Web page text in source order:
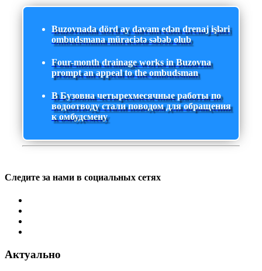
Buzovnada dörd ay davam edən drenaj işləri
ombudsmana müraciətə səbəb olub
Four-month drainage works in Buzovna
prompt an appeal to the ombudsman
В Бузовна четырехмесячные работы по
водоотводу стали поводом для обращения
к омбудсмену
Следите за нами в социальных сетях
Актуально